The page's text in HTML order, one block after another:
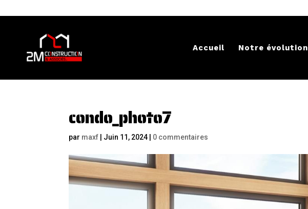
Accueil Notre évolution
condo_photo7
par maxf Juin 11, 2024 0 commentaires